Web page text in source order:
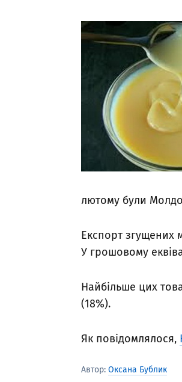
лютому були
Експорт згущених
У грошовому
Найбільше цих
(18%).
Як повідомлялося,
Автор: Оксана Бублик